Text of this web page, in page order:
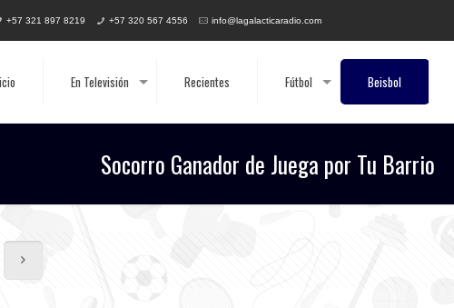
+57 321 897 8219 +57 320 567 4556 info@lagalacticaradio.com
En Televisión Recientes Fútbol Beisbol
Socorro Ganador de Juega por Tu Barrio